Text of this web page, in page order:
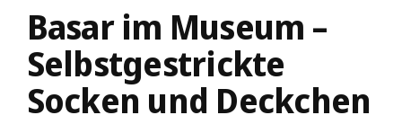
Basar im Museum –
Selbstgestrickte
Socken und Deckchen